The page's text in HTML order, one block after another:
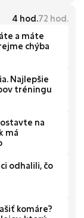
4 hod.72 hod.
a máte
chýba
Najlepšie
tréningu
na
má
odhalili, čo
komáre?